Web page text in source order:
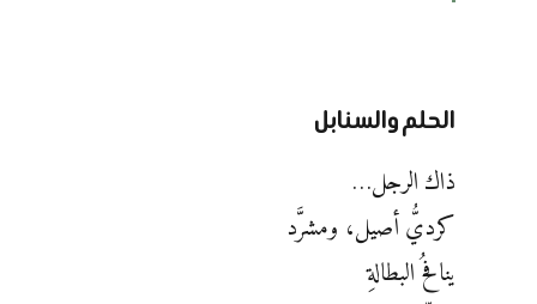
الحلم والسنابل
ذاك الرجل…
كرديُّ أصيل، ومشرَّد
ينافحُ البطالةِ